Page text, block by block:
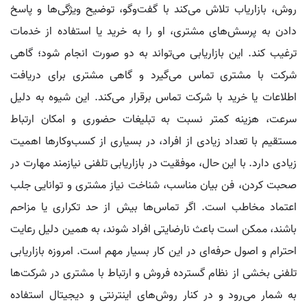
روش، بازاریاب تلاش می‌کند با گفت‌وگو، توضیح ویژگی‌ها و پاسخ
دادن به پرسش‌های مشتری، او را به خرید یا استفاده از خدمات
ترغیب کند. این بازاریابی می‌تواند به دو صورت انجام شود؛ گاهی
شرکت با مشتری تماس می‌گیرد و گاهی مشتری برای دریافت
اطلاعات یا خرید با شرکت تماس برقرار می‌کند. این شیوه به دلیل
سرعت، هزینه کمتر نسبت به تبلیغات حضوری و امکان ارتباط
مستقیم با تعداد زیادی از افراد، در بسیاری از کسب‌وکارها اهمیت
زیادی دارد. با این حال، موفقیت در بازاریابی تلفنی نیازمند مهارت در
صحبت کردن، فن بیان مناسب، شناخت نیاز مشتری و توانایی جلب
اعتماد مخاطب است. اگر تماس‌ها بیش از حد تکراری یا مزاحم
باشند، ممکن است باعث نارضایتی افراد شوند، به همین دلیل رعایت
احترام و اصول حرفه‌ای در این کار بسیار مهم است. امروزه بازاریابی
تلفنی بخشی از نظام گسترده فروش و ارتباط با مشتری در شرکت‌ها
به شمار می‌رود و در کنار روش‌های اینترنتی و دیجیتال استفاده